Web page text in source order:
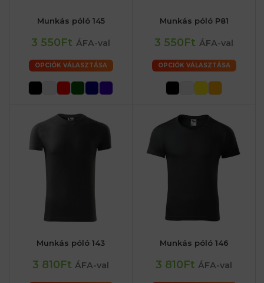
Munkás póló 145
3 550Ft ÁFA-val
OPCIÓK VÁLASZTÁSA
Munkás póló P81
3 550Ft ÁFA-val
OPCIÓK VÁLASZTÁSA
Munkás póló 143
3 810Ft ÁFA-val
Munkás póló 146
3 810Ft ÁFA-val